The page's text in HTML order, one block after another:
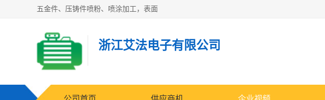
五金件、压铸件喷粉、喷涂加工，表面
浙江艾法电子有限公司